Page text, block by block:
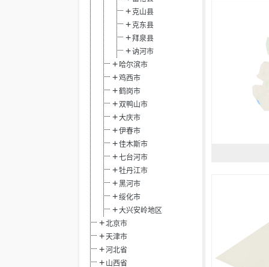
克山县
克东县
拜泉县
讷河市
哈尔滨市
鸡西市
鹤岗市
双鸭山市
大庆市
伊春市
佳木斯市
七台河市
牡丹江市
黑河市
绥化市
大兴安岭地区
北京市
天津市
河北省
山西省